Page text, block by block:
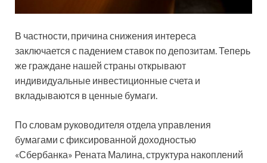
В частности, причина снижения интереса
заключается с падением ставок по депозитам. Теперь
же граждане нашей страны открывают
индивидуальные инвестиционные счета и
вкладываются в ценные бумаги.
По словам руководителя отдела управления
бумагами с фиксированной доходностью
«Сбербанка» Рената Малина, структура накоплений